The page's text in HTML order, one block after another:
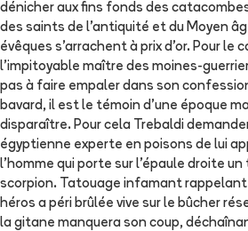
dénicher aux fins fonds des
des saints de l'antiquité et du Moyen
évêques s'arrachent à prix d'or. Pour le
l'impitoyable maître des moines-
pas à faire empaler dans son
bavard, il est le témoin d'une époque
disparaître. Pour cela Trebaldi
égyptienne experte en poisons de lui
l'homme qui porte sur l'épaule droite
scorpion. Tatouage infamant rappelant
héros a péri brûlée vive sur le bûcher
la gitane manquera son coup,